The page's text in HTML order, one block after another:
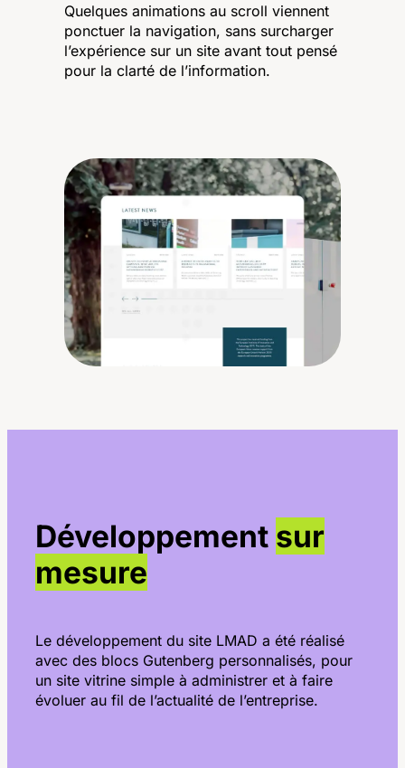
Quelques animations au scroll viennent
ponctuer la navigation, sans surcharger
l’expérience sur un site avant tout pensé
pour la clarté de l’information.
Développement sur
mesure
Le développement du site LMAD a été réalisé
avec des blocs Gutenberg personnalisés, pour
un site vitrine simple à administrer et à faire
évoluer au fil de l’actualité de l’entreprise.